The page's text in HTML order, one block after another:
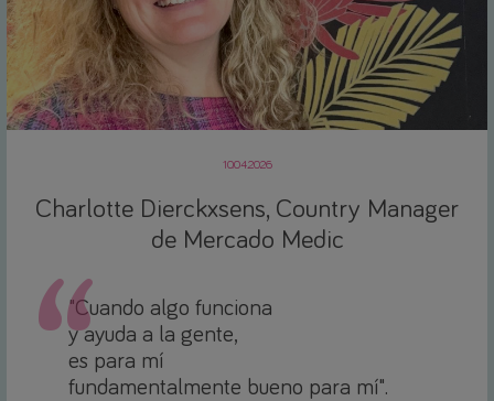
10.04.2026
Charlotte Dierckxsens, Country Manager
de Mercado Medic
"Cuando algo funciona
y ayuda a la gente,
es para mí
fundamentalmente bueno para mí".